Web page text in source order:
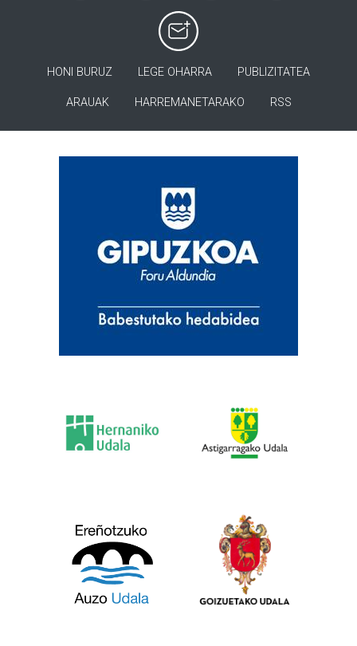
HONI BURUZ LEGE OHARRA PUBLIZITATEA
ARAUAK HARREMANETARAKO RSS